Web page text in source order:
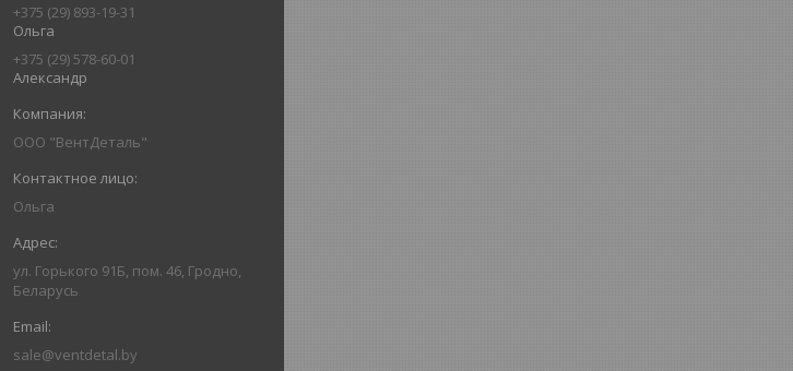
+375 (29) 893-19-31
Ольга
+375 (29) 578-60-01
Александр
ООО "ВентДеталь"
Ольга
ул. Горького 91Б, пом. 46, Гродно,
Беларусь
sale@ventdetal.by